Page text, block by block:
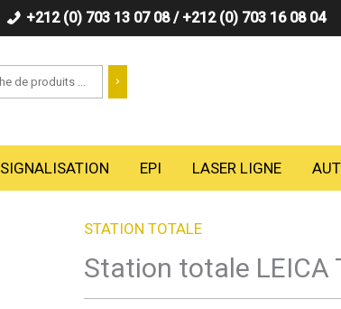
+212 (0) 703 13 07 08 / +212 (0) 703 16 08 04
SIGNALISATION EPI LASER LIGNE
STATION TOTALE
Station totale LEICA